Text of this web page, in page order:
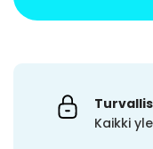
Kaikki